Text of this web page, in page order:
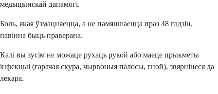
медыцынскай дапамогі.
Боль, якая ўзмацняецца, а не памяншаецца праз 48 гадзін,
павінна быць праверана.
Калі вы зусім не можаце рухаць рукой або маеце прыкметы
інфекцыі (гарачая скура, чырвоныя палосы, гной), звярніцеся да
лекара.